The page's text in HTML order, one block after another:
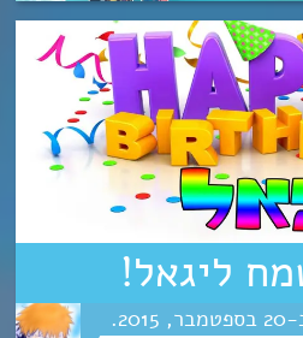
ליגאל!
20 ספטמבר 2015